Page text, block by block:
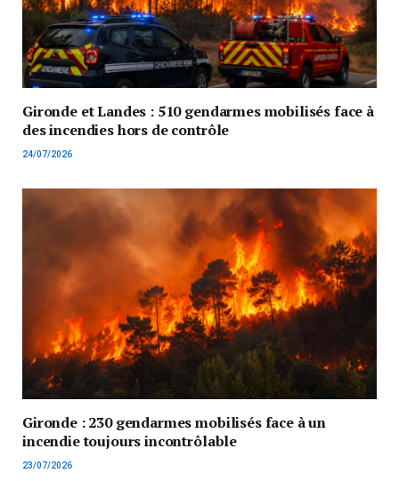
Gironde et Landes : 510 gendarmes mobilisés face à
des incendies hors de contrôle
24/07/2026
Gironde : 230 gendarmes mobilisés face à un
incendie toujours incontrôlable
23/07/2026